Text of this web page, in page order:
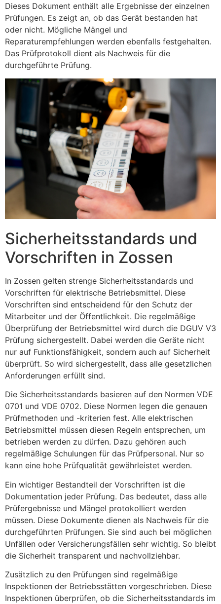
Dieses Dokument enthält alle Ergebnisse der einzelnen
Prüfungen. Es zeigt an, ob das Gerät bestanden hat
oder nicht. Mögliche Mängel und
Reparaturempfehlungen werden ebenfalls festgehalten.
Das Prüfprotokoll dient als Nachweis für die
durchgeführte Prüfung.
Sicherheitsstandards und
Vorschriften in Zossen
In Zossen gelten strenge Sicherheitsstandards und
Vorschriften für elektrische Betriebsmittel. Diese
Vorschriften sind entscheidend für den Schutz der
Mitarbeiter und der Öffentlichkeit. Die regelmäßige
Überprüfung der Betriebsmittel wird durch die DGUV V3
Prüfung sichergestellt. Dabei werden die Geräte nicht
nur auf Funktionsfähigkeit, sondern auch auf Sicherheit
überprüft. So wird sichergestellt, dass alle gesetzlichen
Anforderungen erfüllt sind.
Die Sicherheitsstandards basieren auf den Normen VDE
0701 und VDE 0702. Diese Normen legen die genauen
Prüfmethoden und -kriterien fest. Alle elektrischen
Betriebsmittel müssen diesen Regeln entsprechen, um
betrieben werden zu dürfen. Dazu gehören auch
regelmäßige Schulungen für das Prüfpersonal. Nur so
kann eine hohe Prüfqualität gewährleistet werden.
Ein wichtiger Bestandteil der Vorschriften ist die
Dokumentation jeder Prüfung. Das bedeutet, dass alle
Prüfergebnisse und Mängel protokolliert werden
müssen. Diese Dokumente dienen als Nachweis für die
durchgeführten Prüfungen. Sie sind auch bei möglichen
Unfällen oder Versicherungsfällen sehr wichtig. So bleibt
die Sicherheit transparent und nachvollziehbar.
Zusätzlich zu den Prüfungen sind regelmäßige
Inspektionen der Betriebsstätten vorgeschrieben. Diese
Inspektionen überprüfen, ob die Sicherheitsstandards im